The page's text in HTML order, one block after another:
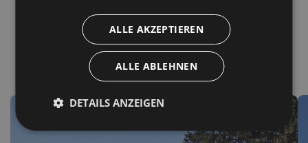
ALLE AKZEPTIEREN
ALLE ABLEHNEN
DETAILS ANZEIGEN